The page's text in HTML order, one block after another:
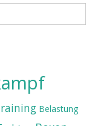
Belastung